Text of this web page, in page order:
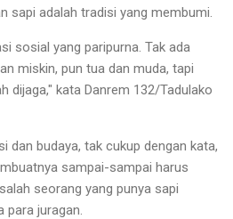
sapi adalah tradisi yang membumi.
sosial yang paripurna. Tak ada
miskin, pun tua dan muda, tapi
dijaga," kata Danrem 132/Tadulako
dan budaya, tak cukup dengan kata,
sampai-sampai harus
seorang yang punya sapi
para juragan.